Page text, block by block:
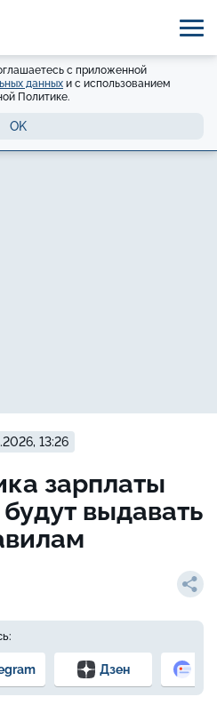
с приложенной
данных и с использованием
Политике.
OK
13:26
зарплаты
выдавать
Дзен